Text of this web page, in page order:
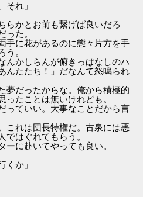
それ」
らかとお前も繋げば良いだろ
った。
手に花があるのに態々片方を手
う。
かしらんが俯きっぱなしのハ
んたたち！」だなんて怒鳴られ
夢だったからな。俺から積極的
ったことは無いけれども。
っていい。大事なことだから言
これは団長特権だ。古泉には悪
ではぐれてもらう。
に赴いてやっても良い。
くか」